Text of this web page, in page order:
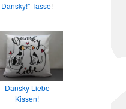
Dansky!" Tasse!
Dansky Liebe
Kissen!